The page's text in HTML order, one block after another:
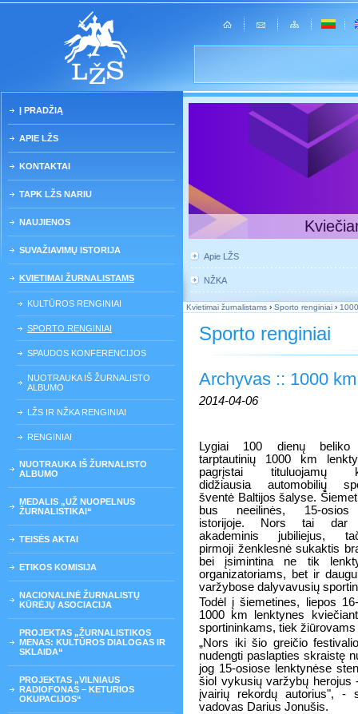
Į PRADŽIĄ
APIE LŽS
KONTAKTAI
TAPK LŽS NARIU
NAUJIENOS
SUVAŽIAVIMŲ ISTORIJA
KVIETIMAI ŽURNALISTAMS
KULTŪROS RENGINIAI
SPORTO RENGINIAI
SPAUDOS KONFERENCIJOS
NUOTRAUKA IŠ ŽURNALISTO
ALBUMO
LŽS IR NŽKA RENGINIAI
RENGINIAI
NUOTRAUKA IŠ ŽURNALISTO
ALBUMO
MEDALIS „UŽ NUOPELNUS
ŽURNALISTIKAI“
TEISĖS AKTAI
ETIKOS KOMISIJA
NACIONALINĖ ŽURNALISTŲ
KŪRĖJŲ ASOCIACIJA
PROJEKTAS „ŽURNALISTIKOS
MENAS: KULTŪROS DIALOGAS IR
SKLAIDA“
PROJEKTAS „VILNIAUS
RADIOFONAS – KETURIOS
OKUPACIJOS“
Apie LŽS
NŽKA
Kvietimai žurnalistams › Sporto renginiai ›
Sporto renginiai
Archyvas :: 1000
2014-04-06
Lygiai 100 dienų
tarptautinių 1000 km
pagrįstai tituluojamų
didžiausia automobilių
šventė Baltijos šalyse.
bus neeilinės, 15-
istorijoje. Nors tai dar
akademinis jubiliejus,
pirmoji ženklesnė sukaktis
bei įsimintina ne tik
organizatoriams, bet ir
varžybose dalyvavusių
Todėl į šiemetines, liepos
1000 km lenktynes
sportininkams, tiek
„Nors iki šio greičio
nudengti paslapties skraistę
jog 15-osiose lenktynėse
šiol vykusių varžybų herojus
įvairių rekordų autorius", -
vadovas Darius Jonušis.